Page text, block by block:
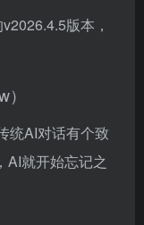
版本，
统AI对话有个致
就开始忘记之